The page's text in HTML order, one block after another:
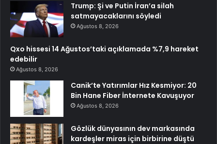
Trump: Şi ve Putin İran’a silah
satmayacaklarını söyledi
Ağustos 8, 2026
Qxo hissesi 14 Ağustos’taki açıklamada %7,9 hareket
edebilir
Ağustos 8, 2026
Canik’te Yatırımlar Hız Kesmiyor: 20
Bin Hane Fiber İnternete Kavuşuyor
Ağustos 8, 2026
Gözlük dünyasının dev markasında
kardeşler miras için birbirine düştü